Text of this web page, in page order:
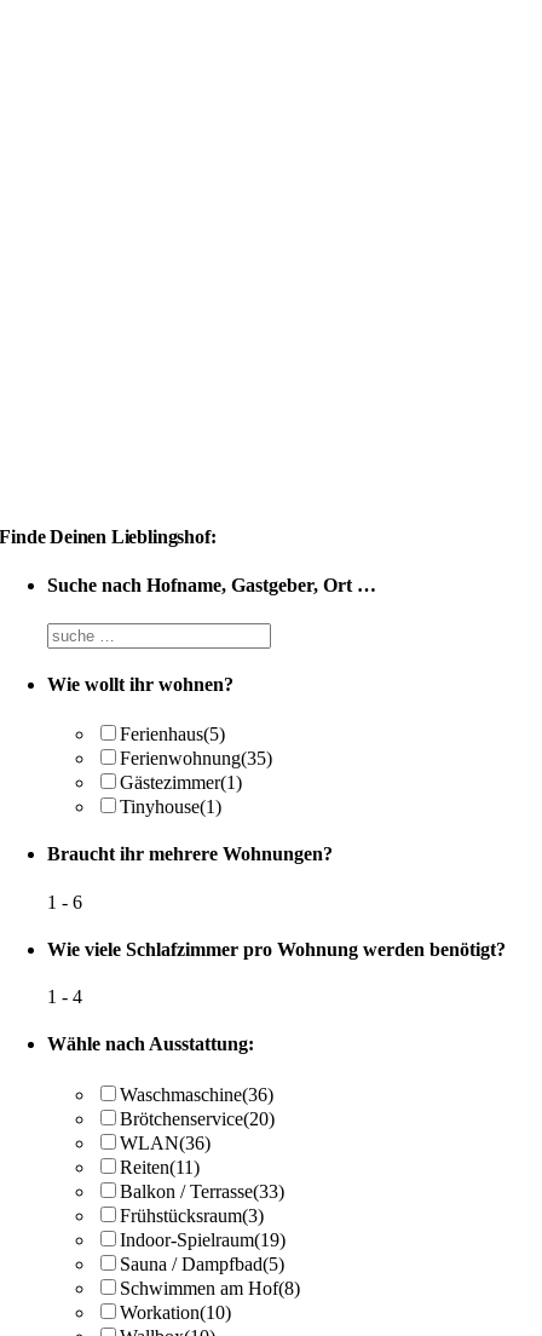
Finde Deinen Lieblingshof:
Suche nach Hofname, Gastgeber, Ort …
Suchfeld
Hofname
Wie wollt ihr wohnen?
Ferienhaus(5)
Ferienwohnung(35)
Gästezimmer(1)
Tinyhouse(1)
Braucht ihr mehrere Wohnungen?
1 -6
Wie viele Schlafzimmer pro Wohnung werden benötigt?
1 -4
Wähle nach Ausstattung:
Waschmaschine(36)
Brötchenservice(20)
WLAN(36)
Reiten(11)
Balkon / Terrasse(33)
Frühstücksraum(3)
Indoor-Spielraum(19)
Sauna / Dampfbad(5)
Schwimmen am Hof(8)
Workation(10)